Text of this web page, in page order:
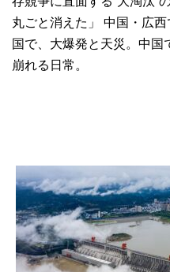
丸ごと消えた」 中国・広
国で、大爆発と天災。中
崩れる日常。